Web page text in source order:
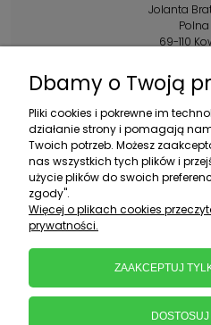
Jolanta
Polna
69-110
+48 602
pon.-pt.:
Dbamy o Twoją
Pliki cookies i pokrewne im
działanie strony i pomagają
Twoich potrzeb. Możesz
nas wszystkich tych plików i
użycie plików do swoich
zgody".
Więcej o plikach cookies
prywatności.
ZAAKCEPTUJ